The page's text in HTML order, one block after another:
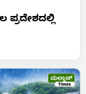
ಪ್ರದೇಶದಲ್ಲಿ